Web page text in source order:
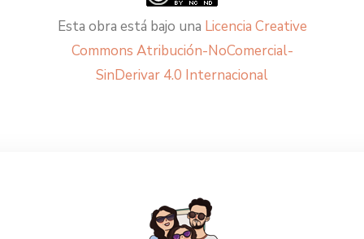
Esta obra está bajo una Licencia Creative
Commons Atribución-NoComercial-
SinDerivar 4.0 Internacional